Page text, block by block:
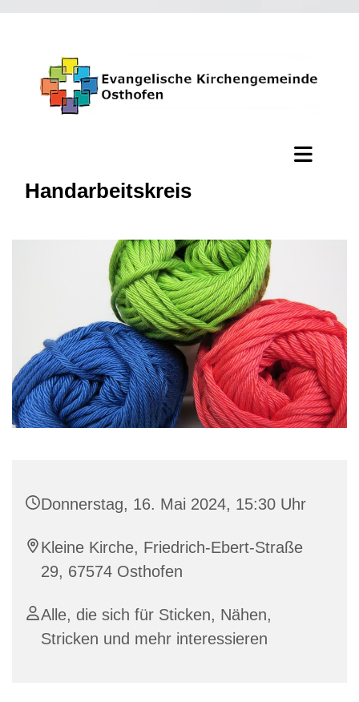
Handarbeitskreis
Donnerstag, 16. Mai 2024, 15:30 Uhr
Kleine Kirche, Friedrich-Ebert-Straße
29, 67574 Osthofen
Alle, die sich für Sticken, Nähen,
Stricken und mehr interessieren